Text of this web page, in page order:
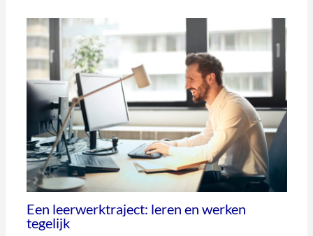
Een leerwerktraject: leren en werken
tegelijk